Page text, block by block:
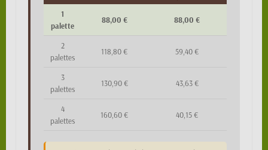
1
palette
88,00 € 88,00 €
2
palettes
118,80 € 59,40 €
3
palettes
130,90 € 43,63 €
4
palettes
160,60 € 40,15 €